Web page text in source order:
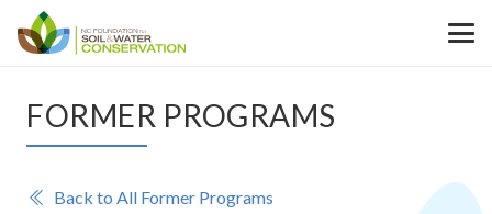
FORMER PROGRAMS
Back to All Former Programs